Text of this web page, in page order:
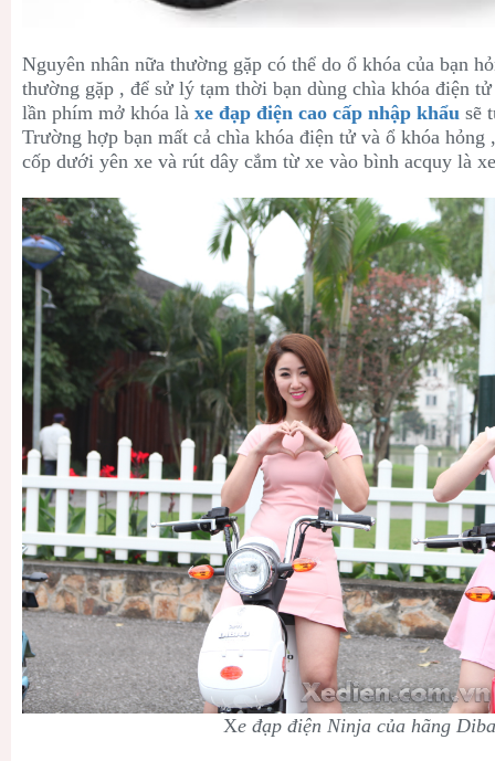
Nguyên nhân nữa thường gặp có thể do ổ khóa của bạn
thường gặp , để sử lý tạm thời bạn dùng chìa khóa điện tử
lần phím mở khóa là xe đạp điện cao cấp nhập khẩu sẽ
Trường hợp bạn mất cả chìa khóa điện tử và ổ khóa hỏng
cốp dưới yên xe và rút dây cắm từ xe vào bình acquy là
Xe đạp điện Ninja của hãng